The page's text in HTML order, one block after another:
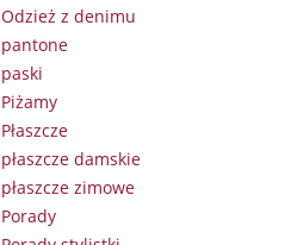
Odzież z denimu
pantone
paski
Piżamy
Płaszcze
płaszcze damskie
płaszcze zimowe
Porady